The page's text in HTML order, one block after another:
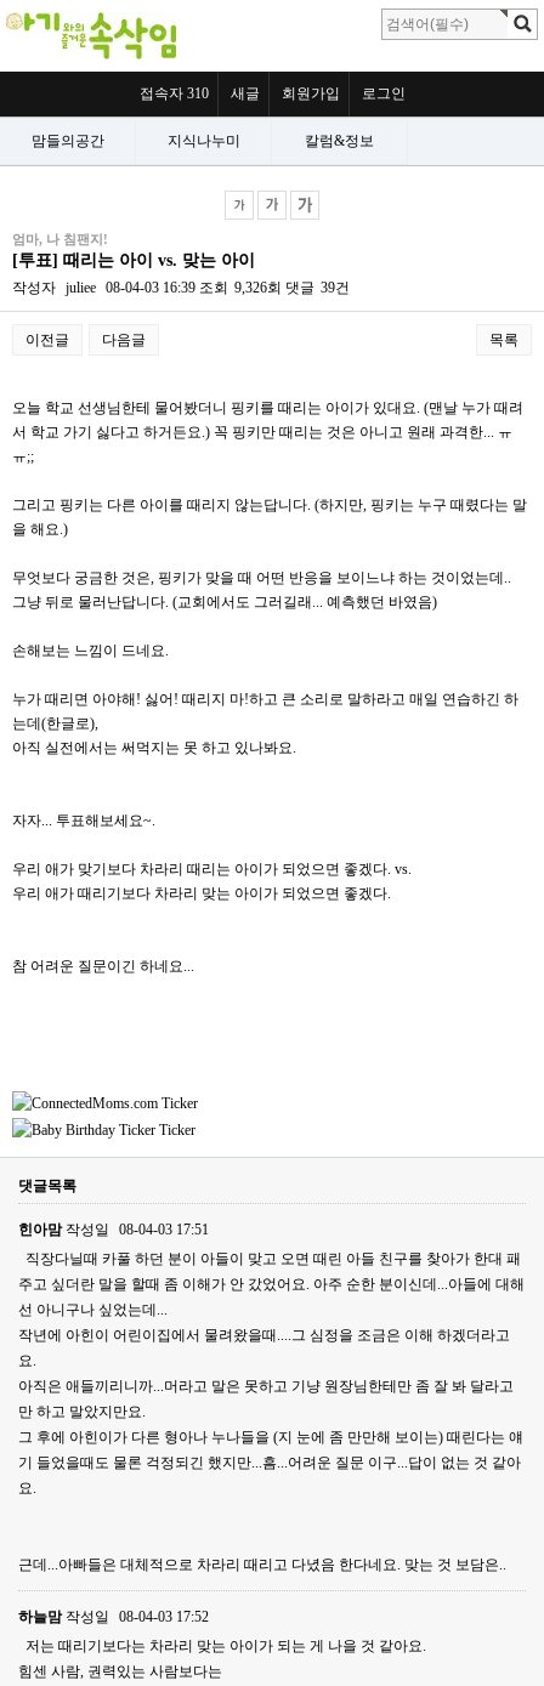
접속자 310 새글 회원가입 로그인
맘들의공간 지식나누미 칼럼&정보
엄마, 나 침팬지!
[투표] 때리는 아이 vs. 맞는 아이
작성자 juliee 08-04-03 16:39 조회 9,326회 댓글 39건
이전글 다음글 목록
오늘 학교 선생님한테 물어봤더니 핑키를 때리는 아이가 있대요. (맨날 누가 때려
서 학교 가기 싫다고 하거든요.) 꼭 핑키만 때리는 것은 아니고 원래 과격한... ㅠ
ㅠ;;
그리고 핑키는 다른 아이를 때리지 않는답니다. (하지만, 핑키는 누구 때렸다는 말
을 해요.)
무엇보다 궁금한 것은, 핑키가 맞을 때 어떤 반응을 보이느냐 하는 것이었는데..
그냥 뒤로 물러난답니다. (교회에서도 그러길래... 예측했던 바였음)
손해보는 느낌이 드네요.
누가 때리면 아야해! 싫어! 때리지 마!하고 큰 소리로 말하라고 매일 연습하긴 하
는데(한글로),
아직 실전에서는 써먹지는 못 하고 있나봐요.
자자... 투표해보세요~.
우리 애가 맞기보다 차라리 때리는 아이가 되었으면 좋겠다. vs.
우리 애가 때리기보다 차라리 맞는 아이가 되었으면 좋겠다.
참 어려운 질문이긴 하네요...
댓글목록
힌아맘 작성일
08-04-03 17:51
직장다닐때 카풀 하던 분이 아들이 맞고 오면 때린 아들 친구를 찾아가 한대 패
주고 싶더란 말을 할때 좀 이해가 안 갔었어요. 아주 순한 분이신데...아들에 대해
선 아니구나 싶었는데...
작년에 아힌이 어린이집에서 물려왔을때....그 심정을 조금은 이해 하겠더라고
요.
아직은 애들끼리니까...머라고 말은 못하고 기냥 원장님한테만 좀 잘 봐 달라고
만 하고 말았지만요.
그 후에 아힌이가 다른 형아나 누나들을 (지 눈에 좀 만만해 보이는) 때린다는 얘
기 들었을때도 물론 걱정되긴 했지만...흠...어려운 질문 이구...답이 없는 것 같아
요.
근데...아빠들은 대체적으로 차라리 때리고 다녔음 한다네요. 맞는 것 보담은..
하늘맘 작성일
08-04-03 17:52
저는 때리기보다는 차라리 맞는 아이가 되는 게 나을 것 같아요.
힘센 사람, 권력있는 사람보다는